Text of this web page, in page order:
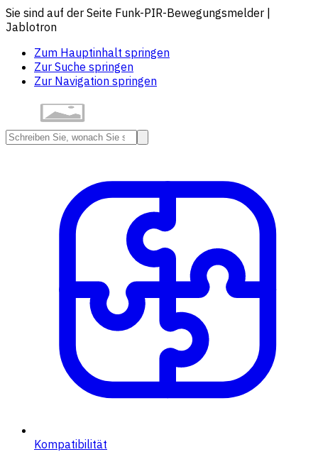
Sie sind auf der Seite Funk-PIR-Bewegungsmelder |
Jablotron
Zum Hauptinhalt springen
Zur Suche springen
Zur Navigation springen
Kompatibilität